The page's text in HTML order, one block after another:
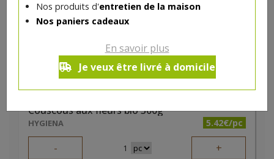
Nos produits d'entretien de la maison
Nos paniers cadeaux
En savoir plus
Je veux être livré à domicile
Couscous aux fleurs bio 300g
HYGIENA 5.42€/pc
- 1 +